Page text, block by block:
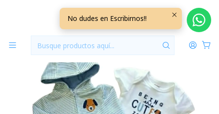
Vestuario 36 Meses 36 Meses Niño
Set Buzo 3 Piezas 36 Meses 3ABZH66
No dudes en Escribirnos!!